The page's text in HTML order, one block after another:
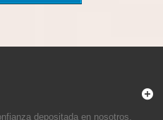
depositada en nosotros.